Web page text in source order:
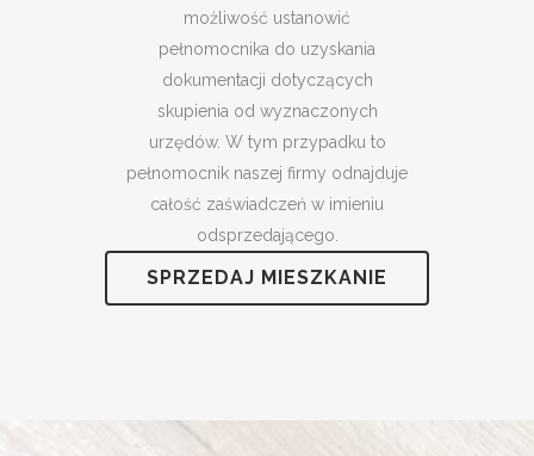
możliwość ustanowić
pełnomocnika do uzyskania
dokumentacji dotyczących
skupienia od wyznaczonych
urzędów. W tym przypadku to
pełnomocnik naszej firmy odnajduje
całość zaświadczeń w imieniu
odsprzedającego.
SPRZEDAJ MIESZKANIE